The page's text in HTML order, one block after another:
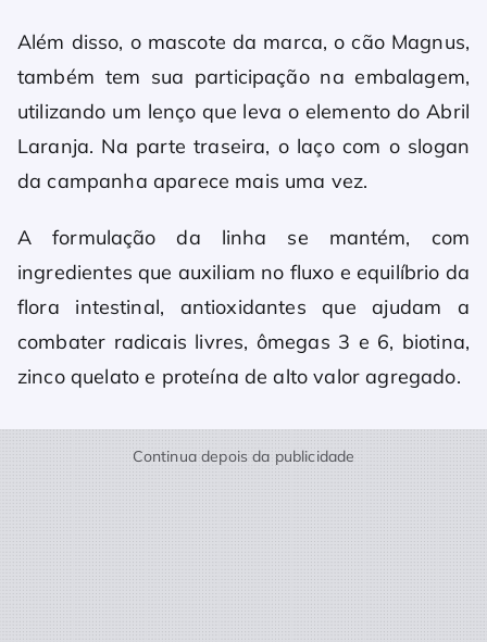
Além disso, o mascote da marca, o cão Magnus,
também tem sua participação na embalagem,
utilizando um lenço que leva o elemento do Abril
Laranja. Na parte traseira, o laço com o slogan
da campanha aparece mais uma vez.
A formulação da linha se mantém, com
ingredientes que auxiliam no fluxo e equilíbrio da
flora intestinal, antioxidantes que ajudam a
combater radicais livres, ômegas 3 e 6, biotina,
zinco quelato e proteína de alto valor agregado.
Continua depois da publicidade